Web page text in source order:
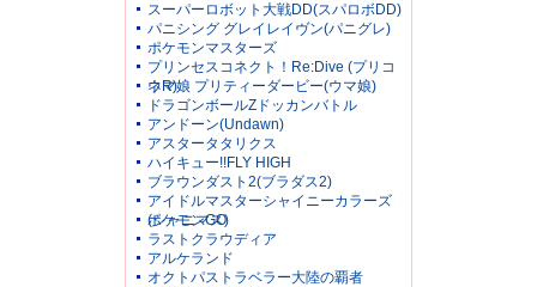
スーパーロボット大戦DD(スパロボDD)
パニシング グレイレイヴン(パニグレ)
ポケモンマスターズ
プリンセスコネクト！Re:Dive (プリコ
ネR)
ウマ娘 プリティーダービー(ウマ娘)
ドラゴンボールZドッカンバトル
アンドーン(Undawn)
アスタータタリクス
ハイキュー!!FLY HIGH
ブラウンダスト2(ブラダス2)
アイドルマスターシャイニーカラーズ
(シャニマス)
ポケモンGO
ラストクラウディア
アルケランド
オクトパストラベラー大陸の覇者